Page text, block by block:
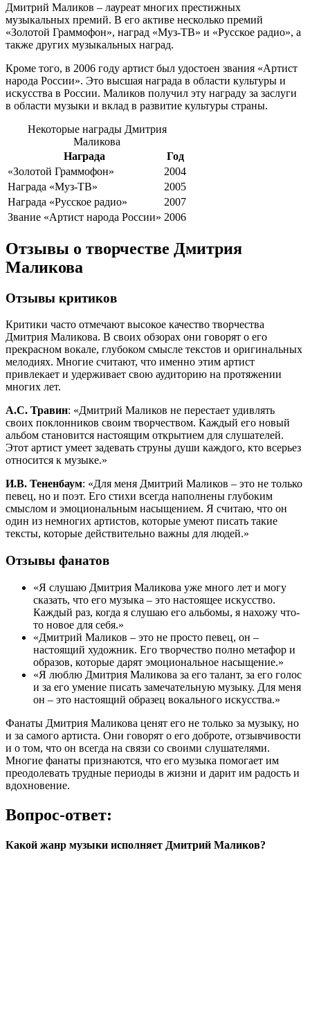
Дмитрий Маликов – лауреат многих престижных
музыкальных премий. В его активе несколько премий
«Золотой Граммофон», наград «Муз-ТВ» и «Русское радио», а
также других музыкальных наград.
Кроме того, в 2006 году артист был удостоен звания «Артист
народа России». Это высшая награда в области культуры и
искусства в России. Маликов получил эту награду за заслуги
в области музыки и вклад в развитие культуры страны.
Некоторые награды Дмитрия
Маликова
Награда
Год
«Золотой Граммофон»
2004
Награда «Муз-ТВ»
2005
Награда «Русское радио»
2007
Звание «Артист народа России» 2006
Отзывы о творчестве Дмитрия
Маликова
Отзывы критиков
Критики часто отмечают высокое качество творчества
Дмитрия Маликова. В своих обзорах они говорят о его
прекрасном вокале, глубоком смысле текстов и оригинальных
мелодиях. Многие считают, что именно этим артист
привлекает и удерживает свою аудиторию на протяжении
многих лет.
А.С. Травин: «Дмитрий Маликов не перестает удивлять
своих поклонников своим творчеством. Каждый его новый
альбом становится настоящим открытием для слушателей.
Этот артист умеет задевать струны души каждого, кто всерьез
относится к музыке.»
И.В. Тененбаум: «Для меня Дмитрий Маликов – это не только
певец, но и поэт. Его стихи всегда наполнены глубоким
смыслом и эмоциональным насыщением. Я считаю, что он
один из немногих артистов, которые умеют писать такие
тексты, которые действительно важны для людей.»
Отзывы фанатов
«Я слушаю Дмитрия Маликова уже много лет и могу
сказать, что его музыка – это настоящее искусство.
Каждый раз, когда я слушаю его альбомы, я нахожу что-
то новое для себя.»
«Дмитрий Маликов – это не просто певец, он –
настоящий художник. Его творчество полно метафор и
образов, которые дарят эмоциональное насыщение.»
«Я люблю Дмитрия Маликова за его талант, за его голос
и за его умение писать замечательную музыку. Для меня
он – это настоящий образец вокального искусства.»
Фанаты Дмитрия Маликова ценят его не только за музыку, но
и за самого артиста. Они говорят о его доброте, отзывчивости
и о том, что он всегда на связи со своими слушателями.
Многие фанаты признаются, что его музыка помогает им
преодолевать трудные периоды в жизни и дарит им радость и
вдохновение.
Вопрос-ответ:
Какой жанр музыки исполняет Дмитрий Маликов?